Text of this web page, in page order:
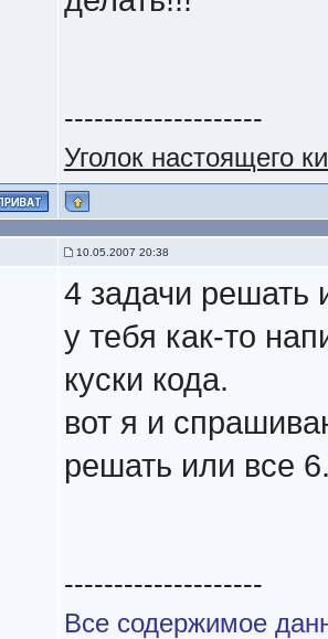
--------------------
Уголок настоящего
10.05.2007 20:38
4 задачи решать
у тебя как-то
куски кода.
вот я и
решать или все
--------------------
Все содержимое